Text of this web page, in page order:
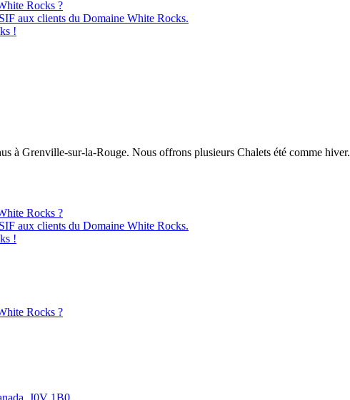
Rocks ?
aux clients du Domaine White Rocks.
!
à Grenville-sur-la-Rouge. Nous offrons plusieurs Chalets été comme hiver.
Rocks ?
aux clients du Domaine White Rocks.
!
Rocks ?
J0V 1B0